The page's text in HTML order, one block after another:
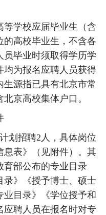
学校应届毕业生（含
高校毕业生，不含各
毕业时须取得学历学
均为报名应聘人员获得
源指已具有北京市常
京高校集体户口。
招聘2人，具体岗位
息表》（见附件）。其
育部公布的专业目录
录》《授予博士、硕士
目录》《学位授予和
应聘人员在报名时对专